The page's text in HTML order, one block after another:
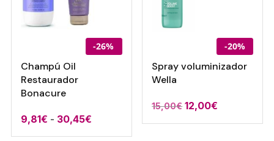
-26%
Champú Oil
Restaurador
Bonacure
9,81€ - 30,45€Rango
de
-20%
Spray voluminizador
Wella
15,00€ El
precio
12,00€
precio